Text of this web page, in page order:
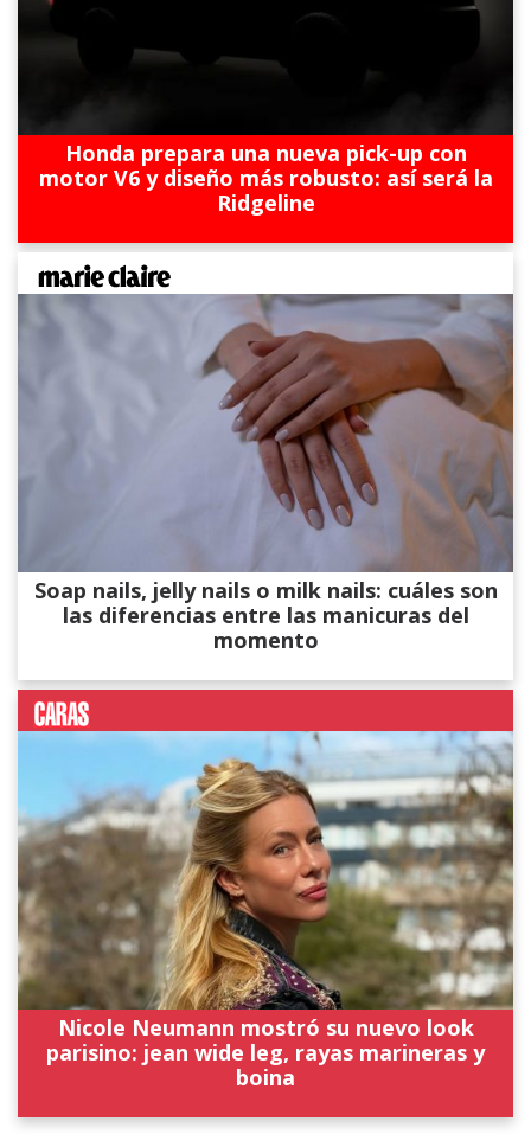
Honda prepara una nueva pick-up con
motor V6 y diseño más robusto: así será la
Ridgeline
Soap nails, jelly nails o milk nails: cuáles son
las diferencias entre las manicuras del
momento
Nicole Neumann mostró su nuevo look
parisino: jean wide leg, rayas marineras y
boina